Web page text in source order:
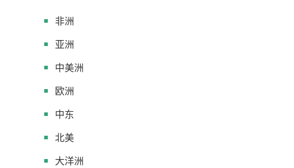
非洲
亚洲
中美洲
欧洲
中东
北美
大洋洲